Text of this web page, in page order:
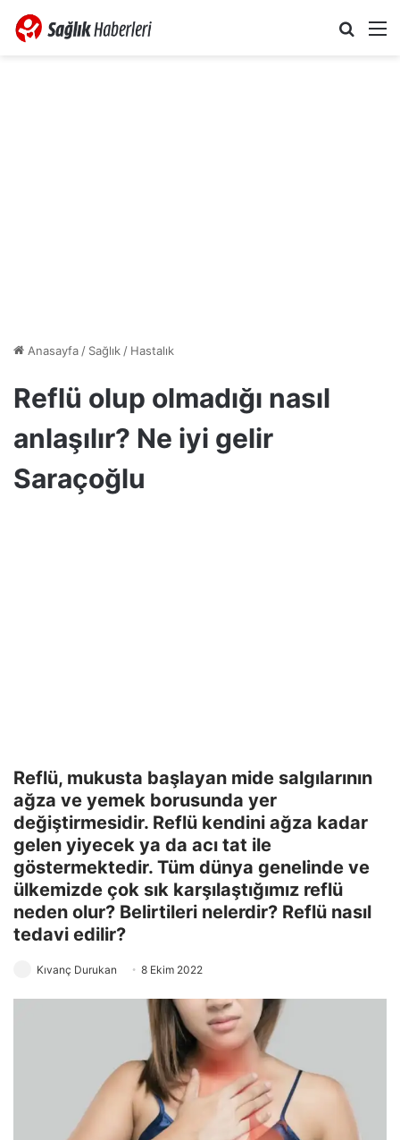
Anasayfa/ Sağlık/ Hastalık
Reflü olup olmadığı nasıl
anlaşılır? Ne iyi gelir
Saraçoğlu
Reflü, mukusta başlayan mide salgılarının
ağza ve yemek borusunda yer
değiştirmesidir. Reflü kendini ağza kadar
gelen yiyecek ya da acı tat ile
göstermektedir. Tüm dünya genelinde ve
ülkemizde çok sık karşılaştığımız reflü
neden olur? Belirtileri nelerdir? Reflü nasıl
tedavi edilir?
Kıvanç Durukan 8 Ekim 2022